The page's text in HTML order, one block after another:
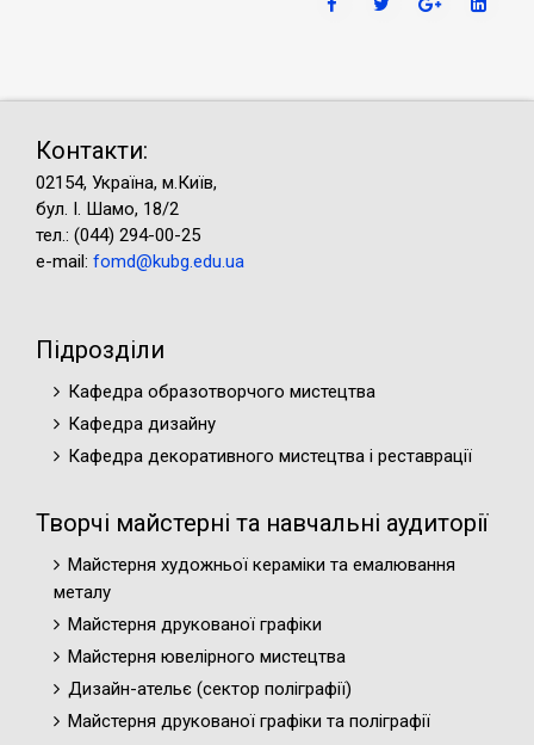
Контакти:
02154, Україна, м.Київ,
бул. І. Шамо, 18/2
тел.: (044) 294-00-25
e-mail: fomd@kubg.edu.ua
Підрозділи
Кафедра образотворчого мистецтва
Кафедра дизайну
Кафедра декоративного мистецтва і реставрації
Творчі майстерні та навчальні аудиторії
Майстерня художньої кераміки та емалювання
металу
Майстерня друкованої графіки
Майстерня ювелірного мистецтва
Дизайн-ательє (cектор поліграфії)
Майстерня друкованої графіки та поліграфії